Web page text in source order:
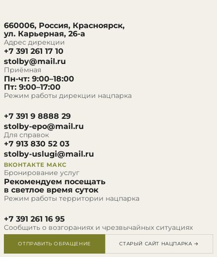
660006, Россия, Красноярск,
ул. Карьерная, 26-а
Адрес дирекции
+7 391 261 17 10
stolby@mail.ru
Приёмная
Пн-чт: 9:00–18:00
Пт: 9:00–17:00
Режим работы дирекции нацпарка
+7 391 9 8888 29
stolby-epo@mail.ru
Для справок
+7 913 830 52 03
stolby-uslugi@mail.ru
ВКОНТАКТЕ МАКС
Бронирование услуг
Рекомендуем посещать
в светлое время суток
Режим работы территории нацпарка
+7 391 261 16 95
Сообщить о возгораниях и чрезвычайных ситуациях
ОТПРАВИТЬ ОБРАЩЕНИЕ СТАРЫЙ САЙТ НАЦПАРКА →